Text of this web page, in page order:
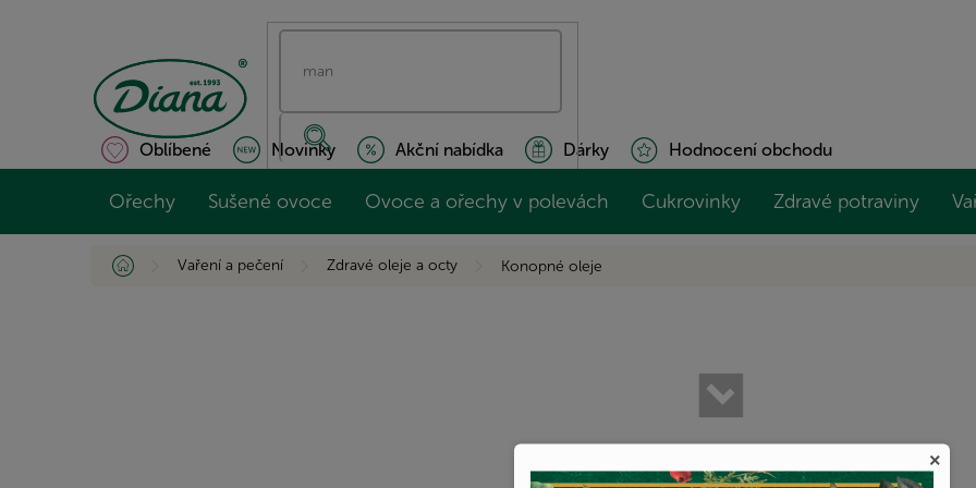
Oblíbené Novinky Akční nabídka Dárky Hodnocení obchodu
Ořechy Sušené ovoce Ovoce a ořechy v polevách Cukrovinky Zdravé potraviny
Domů Vaření a pečení Zdravé oleje a octy Konopné oleje
×